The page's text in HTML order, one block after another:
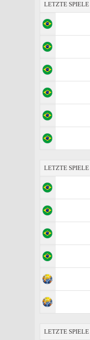
LETZTE SPIELE
LETZTE SPIELE
LETZTE SPIELE